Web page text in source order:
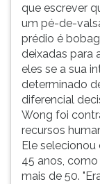
que escrever
um pé-de-
prédio é
deixadas para
eles se a sua
determinado
diferencial
Wong foi
recursos
Ele
45 anos,
mais de 50.